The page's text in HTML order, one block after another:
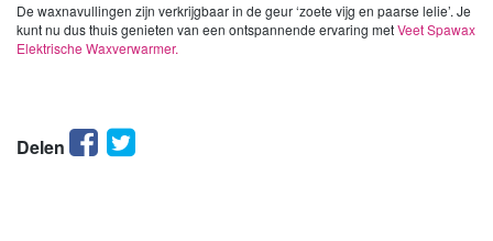
De waxnavullingen zijn verkrijgbaar in de geur ‘zoete vijg en paarse lelie’. Je
kunt nu dus thuis genieten van een ontspannende ervaring metVeet Spawax
Elektrische Waxverwarmer.
Delen Facebook
Twitter